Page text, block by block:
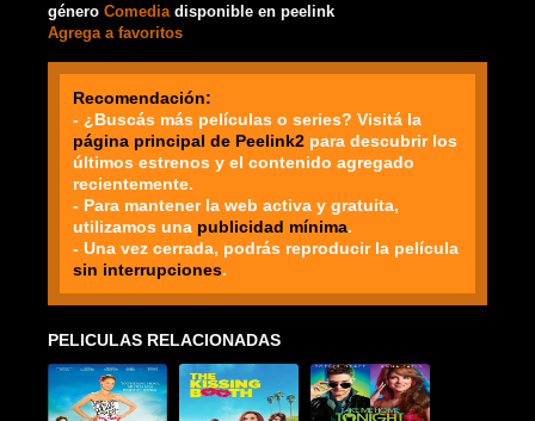
género Comedia disponible en peelink
Agrega a favoritos
Recomendación:
- ¿Buscás más películas o series? Visitá la
página principal de Peelink2 para descubrir los
últimos estrenos y el contenido agregado
recientemente.
- Para mantener la web activa y gratuita,
utilizamos una publicidad mínima.
- Una vez cerrada, podrás reproducir la película
sin interrupciones.
PELICULAS RELACIONADAS